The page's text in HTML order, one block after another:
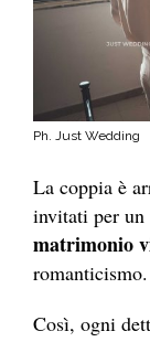
Ph. Just Wedding
La coppia è
invitati per un
matrimonio
romanticismo.
Così, ogni